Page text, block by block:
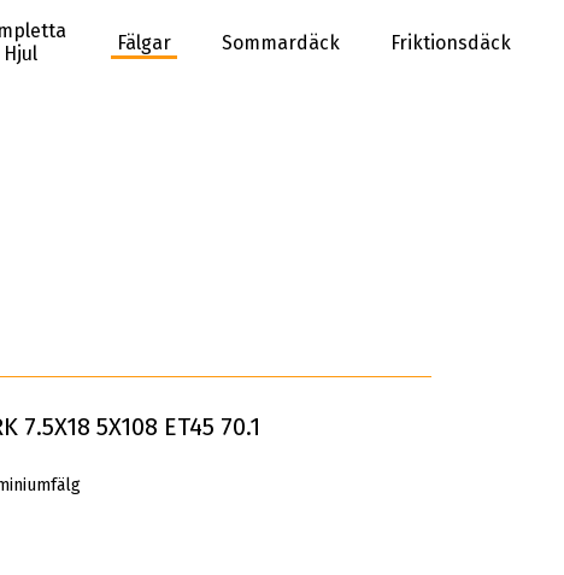
Hjul
Fälgar Sommardäck Friktionsdäck
7.5X18 5X108 ET45 70.1